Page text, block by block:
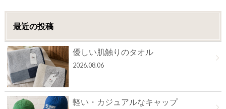
最近の投稿
優しい肌触りのタオル
2026.08.06
軽い・カジュアルなキャップ